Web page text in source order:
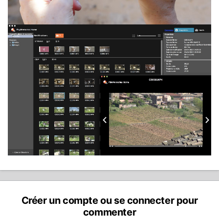
Créer un compte ou se connecter pour
commenter